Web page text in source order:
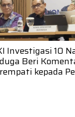
Investigasi 10
Beri
kepada